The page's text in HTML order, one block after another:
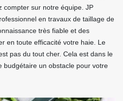
compter sur notre équipe. JP
en travaux de taillage de
très fiable et des
en toute efficacité votre haie. Le
pas du tout cher. Cela est dans le
budgétaire un obstacle pour votre